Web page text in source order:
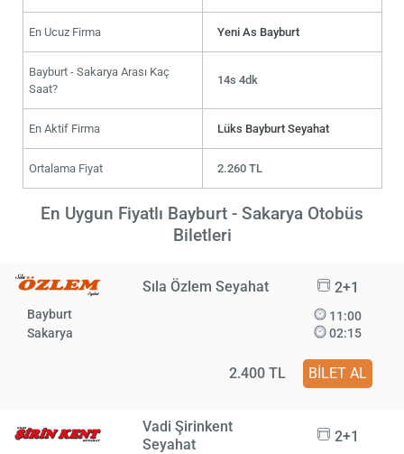
En Ucuz Firma Yeni As Bayburt
Bayburt - Sakarya Arası Kaç
Saat?
14s 4dk
En Aktif Firma Lüks Bayburt Seyahat
Ortalama Fiyat 2.260 TL
En Uygun Fiyatlı Bayburt - Sakarya Otobüs
Biletleri
Sıla Özlem Seyahat 2+1
Bayburt
Sakarya
11:00
02:15
2.400 TL BİLET AL
Vadi Şirinkent
Seyahat
2+1